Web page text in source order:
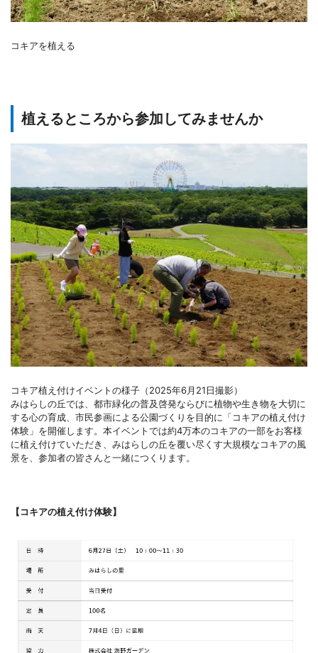
コキアを植える
植えるところから参加してみませんか
コキア植え付けイベントの様子（2025年6月21日撮影）
みはらしの丘では、都市緑化の普及啓発ならびに植物や生き物を大切に
する心の育成、市民参画による公園づくりを目的に「コキアの植え付け
体験」を開催します。本イベントでは約4万本のコキアの一部をお客様
に植え付けていただき、みはらしの丘を覆い尽くす大規模なコキアの風
景を、参加者の皆さんと一緒につくります。
【コキアの植え付け体験】